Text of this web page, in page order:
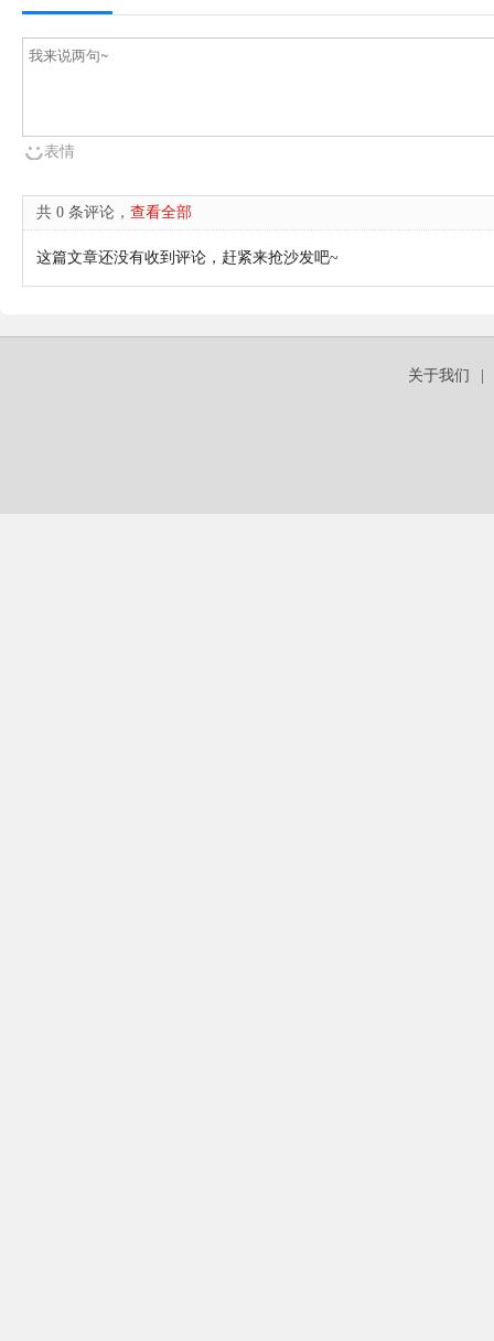
表情
共 0 条评论， 查看全部
这篇文章还没有收到评论，赶紧来抢沙发吧~
关于我们